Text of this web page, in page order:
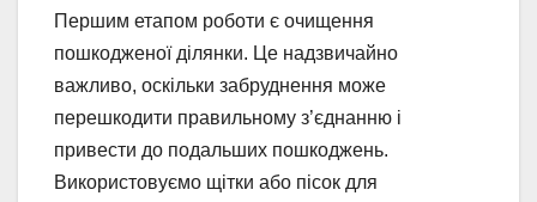
Першим етапом роботи є очищення
пошкодженої ділянки. Це надзвичайно
важливо, оскільки забруднення може
перешкодити правильному з’єднанню і
привести до подальших пошкоджень.
Використовуємо щітки або пісок для